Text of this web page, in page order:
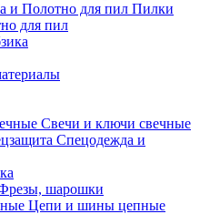
Пилки
для пил
Свечи и ключи свечные
Спецодежда и
шарошки
Цепи и шины цепные